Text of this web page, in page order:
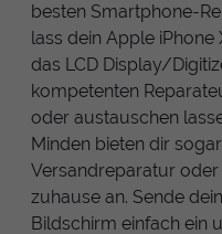
besten Smartphone-
lass dein Apple
das LCD Display/
kompetenten
oder austauschen
Minden bieten dir
Versandreparatur
zuhause an. Sende
Bildschirm einfach ein